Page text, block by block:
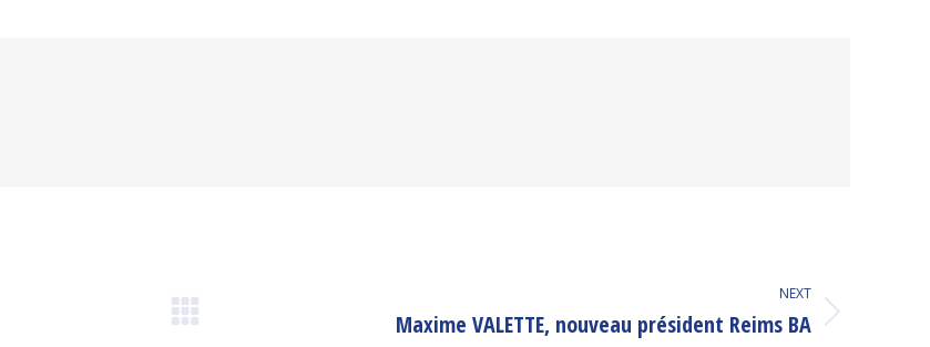
NEXT
Maxime VALETTE, nouveau président Reims BA